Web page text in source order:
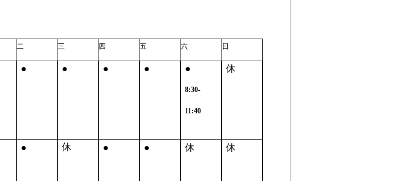
二 三 四 五 六 日
● ● ● ● ●
8:30-
11:40
休
● 休 ● ● 休 休